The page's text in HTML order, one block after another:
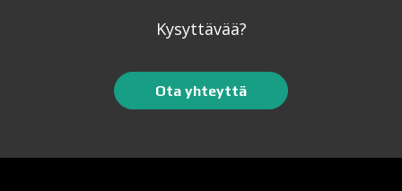
Kysyttävää?
Ota yhteyttä